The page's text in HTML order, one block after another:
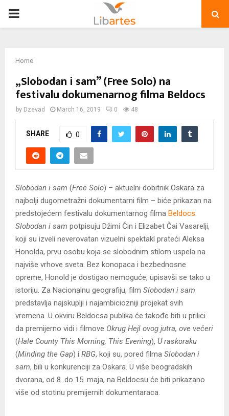
PRIMARY
Home
„Slobodan i sam” (Free Solo) na
festivalu dokumenarnog filma Beldocs
by Dzevad March 16, 2019 0 48
SHARE 0
Slobodan i sam (Free Solo) – aktuelni dobitnik Oskara za
najbolji dugometražni dokumentarni film – biće prikazan na
predstojećem festivalu dokumentarnog filma Beldocs
Slobodan i sam potpisuju Džimi Čin i Elizabet Čai Vasarelji,
koji su izveli neverovatan vizuelni spektakl prateći Aleksa
Honolda, prvu osobu koja se slobodnim stilom uspela na
najviše vrhove sveta. Bez konopaca i bezbednosne
opreme, Honold je dostigao nemoguće, upisavši se tako u
istoriju. Za Nacionalnu geografiju, film Slobodan i sam
predstavlja najskuplji i najambiciozniji projekat svih
vremena. U okviru Beldocsa publika će takođe biti u prilici
da premijerno vidi i filmove Okrug Hejl ovog jutra, ove večeri
(Hale County This Morning, This Evening), U raskoraku
(Minding the Gap) i RBG, koji su, pored filma Slobodan i
sam, bili u konkurenciji za Oskara. U više beogradskih
dvorana, od 8. do 15. maja, na Beldocsu će biti prikazano
više od stotinu premijernih dokumentaraca.